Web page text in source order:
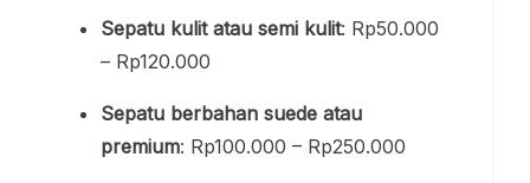
Sepatu kulit atau semi kulit: Rp50.000
– Rp120.000
Sepatu berbahan suede atau
premium: Rp100.000 – Rp250.000